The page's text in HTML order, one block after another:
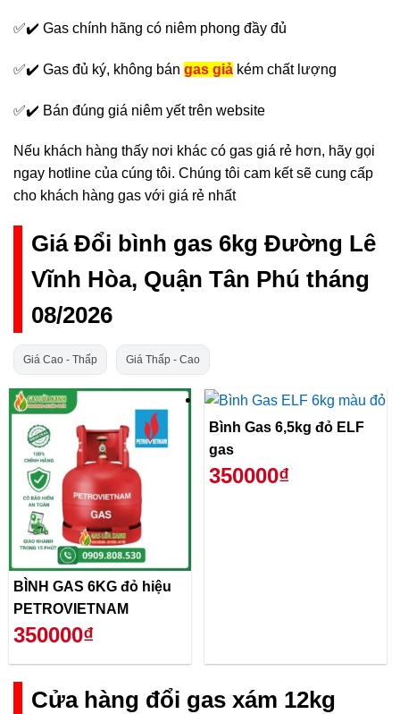
✅✔️ Gas chính hãng có niêm phong đầy đủ
✅✔️ Gas đủ ký, không bán gas giả kém chất lượng
✅✔️ Bán đúng giá niêm yết trên website
Nếu khách hàng thấy nơi khác có gas giá rẻ hơn, hãy gọi
ngay hotline của cúng tôi. Chúng tôi cam kết sẽ cung cấp
cho khách hàng gas với giá rẻ nhất
Giá Đổi bình gas 6kg Đường Lê
Vĩnh Hòa, Quận Tân Phú tháng
08/2026
Giá Cao - Thấp Giá Thấp - Cao
BÌNH GAS 6KG đỏ hiệu
PETROVIETNAM
350000₫
Bình Gas 6,5kg đỏ ELF
gas
350000₫
Cửa hàng đổi gas xám 12kg